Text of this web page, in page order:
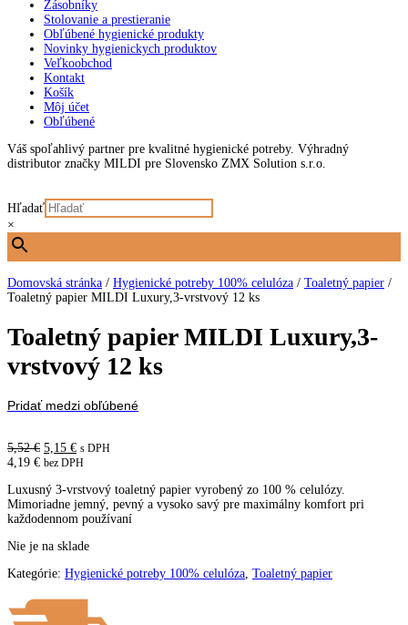
Zásobníky
Stolovanie a prestieranie
Obľúbené hygienické produkty
Novinky hygienickych produktov
Veľkoobchod
Kontakt
Košík
Môj účet
Obľúbené
Váš spoľahlivý partner pre kvalitné hygienické potreby. Výhradný
distributor značky MILDI pre Slovensko ZMX Solution s.r.o.
Hľadať
×
Domovská stránka / Hygienické potreby 100% celulóza / Toaletný papier /
Toaletný papier MILDI Luxury,3-vrstvový 12 ks
Toaletný papier MILDI Luxury,3-
vrstvový 12 ks
Pridať medzi obľúbené
5,52€ Pôvodná
cena
5,52 €.
5,15 €Aktuálna
cena
5,15 €.
s DPH
4,19 € bez DPH
Luxusný 3-vrstvový toaletný papier vyrobený zo 100 % celulózy.
Mimoriadne jemný, pevný a vysoko savý pre maximálny komfort pri
každodennom používaní
Nie je na sklade
Kategórie: Hygienické potreby 100% celulóza Toaletný papier